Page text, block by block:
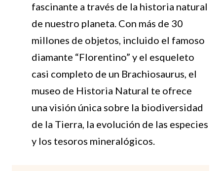
fascinante a través de la historia natural
de nuestro planeta. Con más de 30
millones de objetos, incluido el famoso
diamante “Florentino” y el esqueleto
casi completo de un Brachiosaurus, el
museo de Historia Natural te ofrece
una visión única sobre la biodiversidad
de la Tierra, la evolución de las especies
y los tesoros mineralógicos.